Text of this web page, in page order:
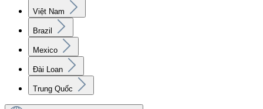
Việt Nam
Brazil
Mexico
Đài Loan
Trung Quốc